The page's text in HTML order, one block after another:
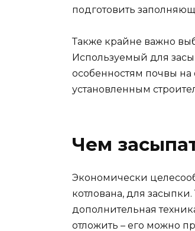
подготовить
Также крайне важно
Используемый для
особенностям почвы на
установленным
Чем
Экономически
котлована, для
дополнительная
отложить – его можно